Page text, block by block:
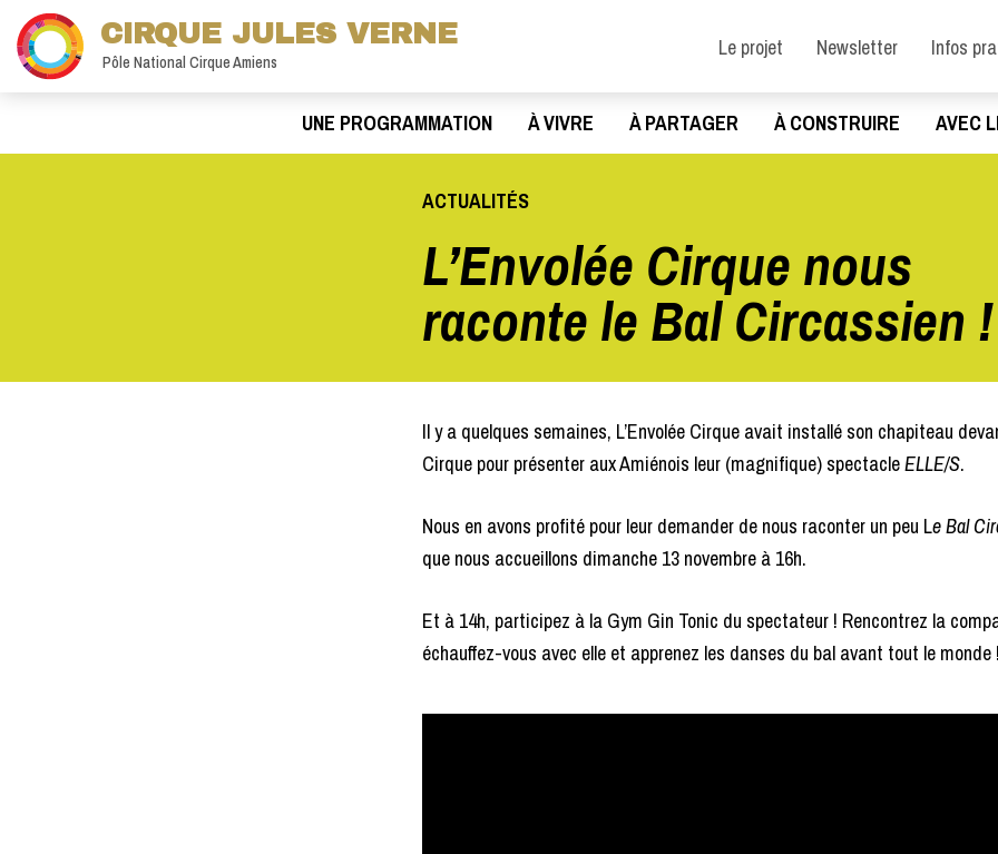
CIRQUE JULES VERNE
Pôle National Cirque Amiens
Le projet Newsletter Infos
UNE PROGRAMMATION À VIVRE À PARTAGER À CONSTRUIRE AVEC
ACTUALITÉS
L’Envolée Cirque nous
raconte le Bal Circassien !
Il y a quelques semaines, L’Envolée Cirque avait installé son chapiteau
Cirque pour présenter aux Amiénois leur (magnifique) spectacleELLE/S.
Nous en avons profité pour leur demander de nous raconter un peu Le Bal
que nous accueillons dimanche 13 novembre à 16h.
Et à 14h, participez à la Gym Gin Tonic du spectateur ! Rencontrez la
échauffez-vous avec elle et apprenez les danses du bal avant tout le monde !